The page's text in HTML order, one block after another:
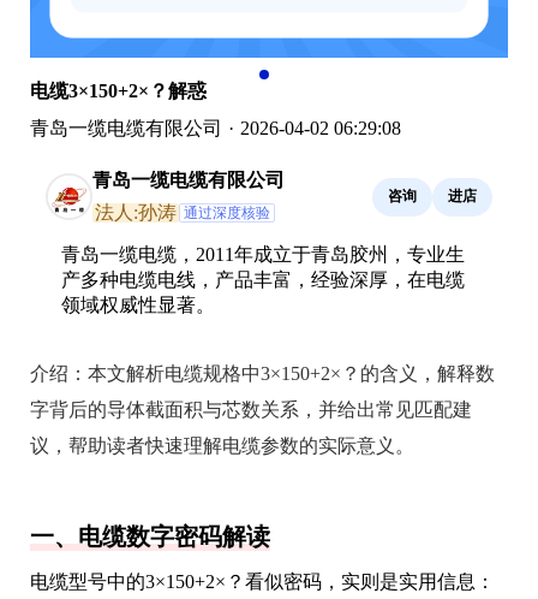
电缆3×150+2×？解惑
青岛一缆电缆有限公司 · 2026-04-02 06:29:08
青岛一缆电缆有限公司
法人:孙涛 通过深度核验
咨询 进店
青岛一缆电缆，2011年成立于青岛胶州，专业生
产多种电缆电线，产品丰富，经验深厚，在电缆
领域权威性显著。
介绍： 本文解析电缆规格中3×150+2×？的含义，解释数
字背后的导体截面积与芯数关系，并给出常见匹配建
议，帮助读者快速理解电缆参数的实际意义。
一、电缆数字密码解读
电缆型号中的3×150+2×？看似密码，实则是实用信息：